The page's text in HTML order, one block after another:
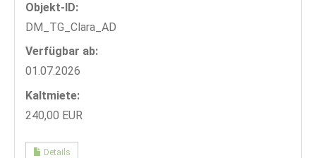
Objekt-ID:
DM_TG_Clara_AD
Verfügbar ab:
01.07.2026
Kaltmiete:
240,00 EUR
Details